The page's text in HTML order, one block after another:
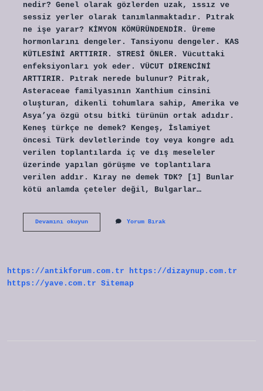
nedir? Genel olarak gözlerden uzak, ıssız ve
sessiz yerler olarak tanımlanmaktadır. Pıtrak
ne işe yarar? KİMYON KÖMÜRÜNDENDİR. Üreme
hormonlarını dengeler. Tansiyonu dengeler. KAS
KÜTLESİNİ ARTTIRIR. STRESİ ÖNLER. Vücuttaki
enfeksiyonları yok eder. VÜCUT DİRENCİNİ
ARTTIRIR. Pıtrak nerede bulunur? Pitrak,
Asteraceae familyasının Xanthium cinsini
oluşturan, dikenli tohumlara sahip, Amerika ve
Asya’ya özgü otsu bitki türünün ortak adıdır.
Keneş türkçe ne demek? Kengeş, İslamiyet
öncesi Türk devletlerinde toy veya kongre adı
verilen toplantılarda iç ve dış meseleler
üzerinde yapılan görüşme ve toplantılara
verilen addır. Kıray ne demek TDK? [1] Bunlar
kötü anlamda çeteler değil, Bulgarlar…
Devamını okuyunPıtrak
Yorum Bırak
https://antikforum.com.tr
https://dizaynup.com.tr
https://yave.com.tr Sitemap